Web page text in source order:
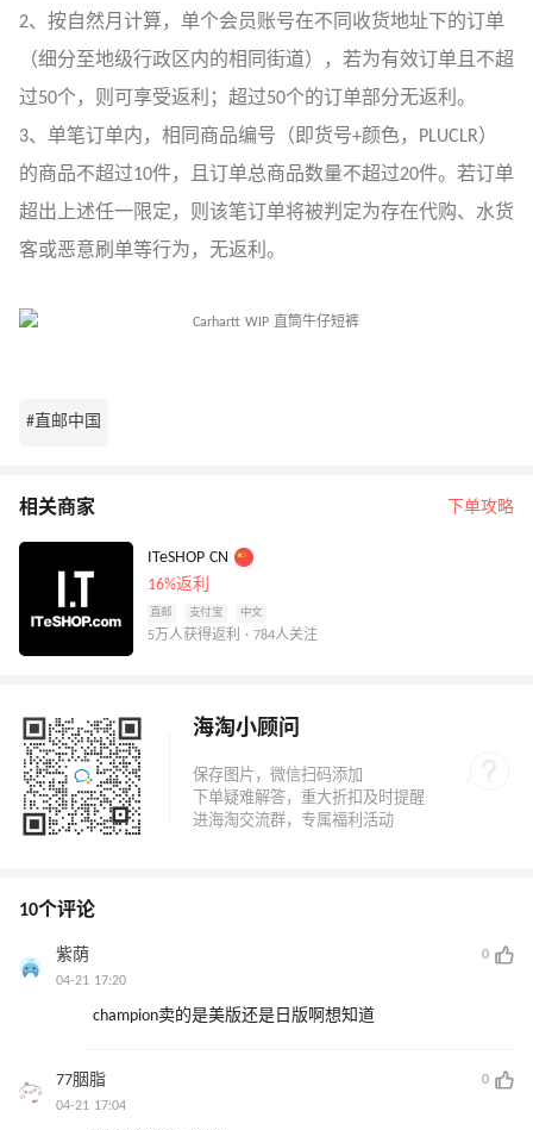
2、按自然月计算，单个会员账号在不同收货地址下的订单
（细分至地级行政区内的相同街道），若为有效订单且不超
过50个，则可享受返利；超过50个的订单部分无返利。
3、单笔订单内，相同商品编号（即货号+颜色，PLUCLR）
的商品不超过10件，且订单总商品数量不超过20件。若订单
超出上述任一限定，则该笔订单将被判定为存在代购、水货
客或恶意刷单等行为，无返利。
#直邮中国
相关商家 下单攻略
ITeSHOP CN
16%返利
直邮 支付宝 中文
5万人获得返利 · 784人关注
海淘小顾问
10个评论
紫荫
0
04-21 17:20
champion卖的是美版还是日版啊想知道
77胭脂
0
04-21 17:04